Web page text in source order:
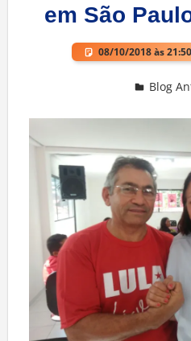
em São
08/10/2018 às 21:50
Blog